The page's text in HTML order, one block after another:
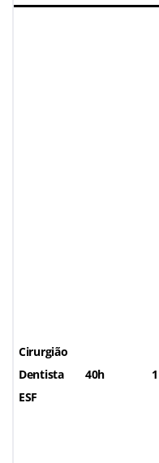
Cirurgião
Dentista
ESF
40h